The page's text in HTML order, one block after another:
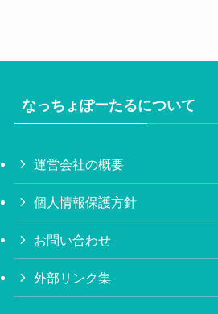
なっちょぽーたるについて
運営会社の概要
個人情報保護方針
お問い合わせ
外部リンク集